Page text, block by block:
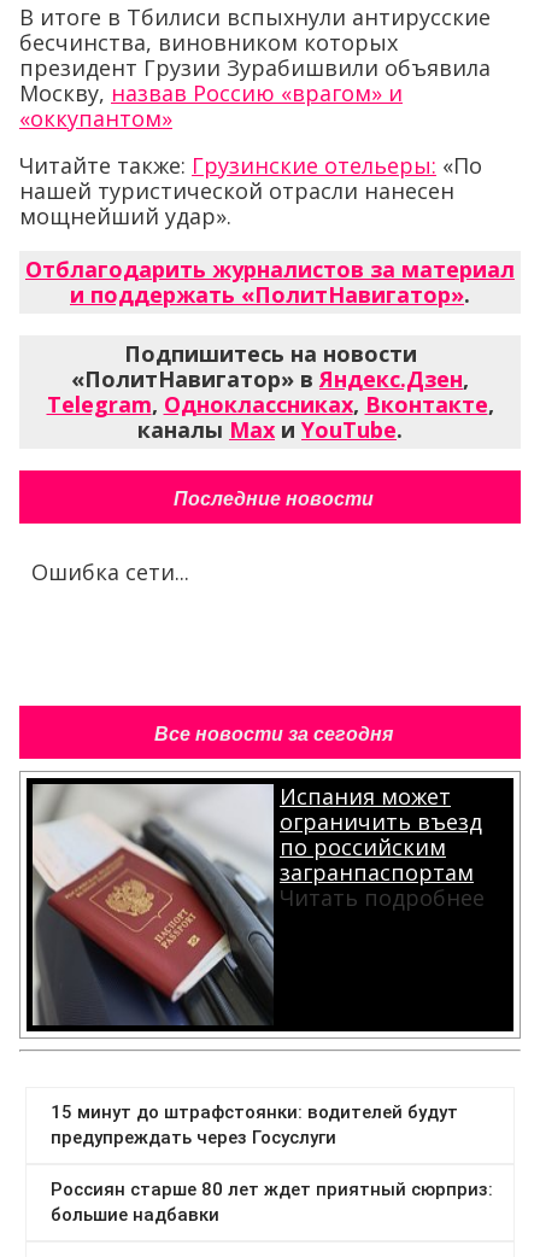
В итоге в Тбилиси вспыхнули антирусские
бесчинства, виновником которых
президент Грузии Зурабишвили объявила
Москву, назвав Россию «врагом» и
«оккупантом»
Читайте также: Грузинские отельеры: «По
нашей туристической отрасли нанесен
мощнейший удар».
Отблагодарить журналистов за материал
и поддержать «ПолитНавигатор».
Подпишитесь на новости
«ПолитНавигатор» вЯндекс.Дзен,
Telegram, Одноклассниках, Вконтакте,
каналы Max и YouTube.
Последние новости
Ошибка сети...
Все новости за сегодня
Испания может
ограничить въезд
по российским
загранпаспортам
Читать подробнее